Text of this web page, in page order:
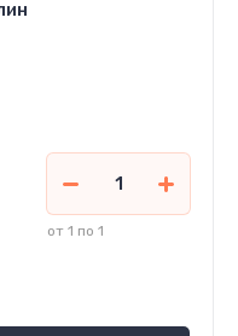
от 1 по 1